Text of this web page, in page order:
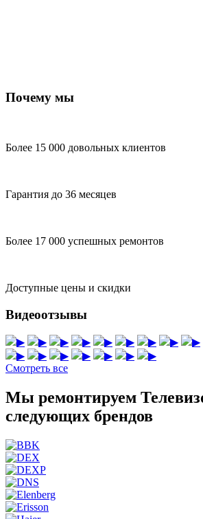
Почему мы
Более 15 000 довольных клиентов
Гарантия до 36 месяцев
Более 17 000 успешных ремонтов
Доступные цены и скидки
Видеоотзывы
▶ ▶ ▶ ▶ ▶ ▶ ▶ ▶
▶
▶
▶ ▶ ▶ ▶ ▶
▶
Смотреть все
Мы ремонтируем
следующих брендов